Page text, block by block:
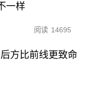
一样
阅读 14695
方比前线更致命